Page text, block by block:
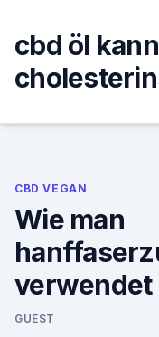
content
cbd öl
CBD VEGAN
Wie man
verwendet
GUEST